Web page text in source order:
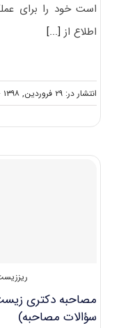
است خود را برای
اطلاع از[...]
انتشار در: ۲۹ فروردین, ۱۳۹۸
مصاحبه دکتری
سؤالات مصاحبه)